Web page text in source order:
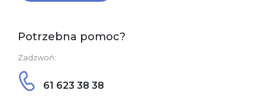
Potrzebna pomoc?
Zadzwoń:
61 623 38 38